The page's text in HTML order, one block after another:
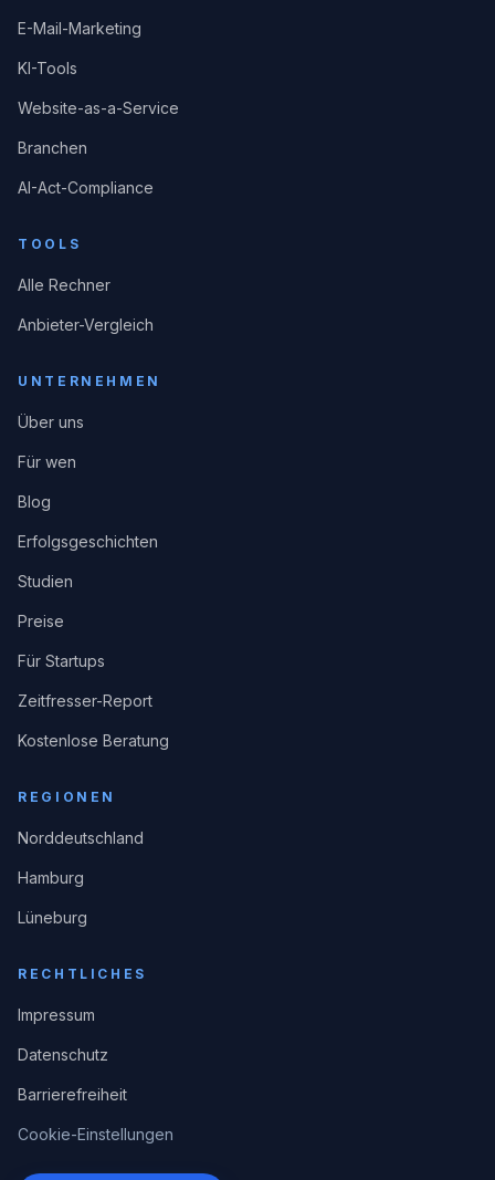
E-Mail-Marketing
KI-Tools
Website-as-a-Service
Branchen
AI-Act-Compliance
TOOLS
Alle Rechner
Anbieter-Vergleich
UNTERNEHMEN
Über uns
Für wen
Blog
Erfolgsgeschichten
Studien
Preise
Für Startups
Zeitfresser-Report
Kostenlose Beratung
REGIONEN
Norddeutschland
Hamburg
Lüneburg
RECHTLICHES
Impressum
Datenschutz
Barrierefreiheit
Cookie-Einstellungen